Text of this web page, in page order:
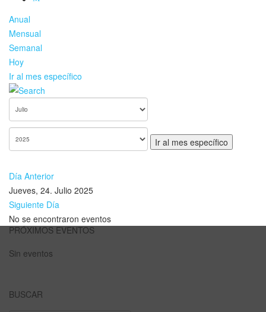
Anual
Mensual
Semanal
Hoy
Ir al mes específico
Ir al mes específico
Día Anterior
Jueves, 24. Julio 2025
Siguiente Día
No se encontraron eventos
PRÓXIMOS EVENTOS
Sin eventos
BUSCAR